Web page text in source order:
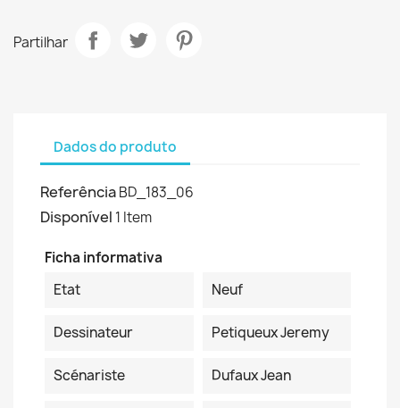
Partilhar
Dados do produto
ReferênciaBD_183_06
Disponível 1 Item
Ficha informativa
Etat
Neuf
Dessinateur Petiqueux Jeremy
Scénariste Dufaux Jean